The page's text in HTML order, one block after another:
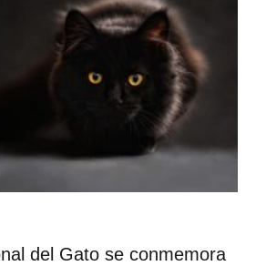
del Gato se conmemora